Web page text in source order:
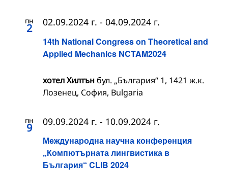
пн
2
14th National Congress on Theoretical and
Applied Mechanics NCTAM2024
02.09.2024 г. - 04.09.2024 г.
хотел Хилтънбул. „България“ 1, 1421 ж.к.
Лозенец, София, Bulgaria
пн
9
Международна научна конференция
„Компютърната лингвистика в
България“ CLIB 2024
09.09.2024 г. - 10.09.2024 г.